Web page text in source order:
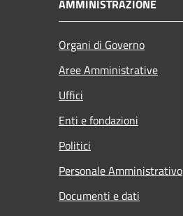
AMMINISTRAZIONE
Organi di Governo
Aree Amministrative
Uffici
Enti e fondazioni
Politici
Personale Amministrativo
Documenti e dati